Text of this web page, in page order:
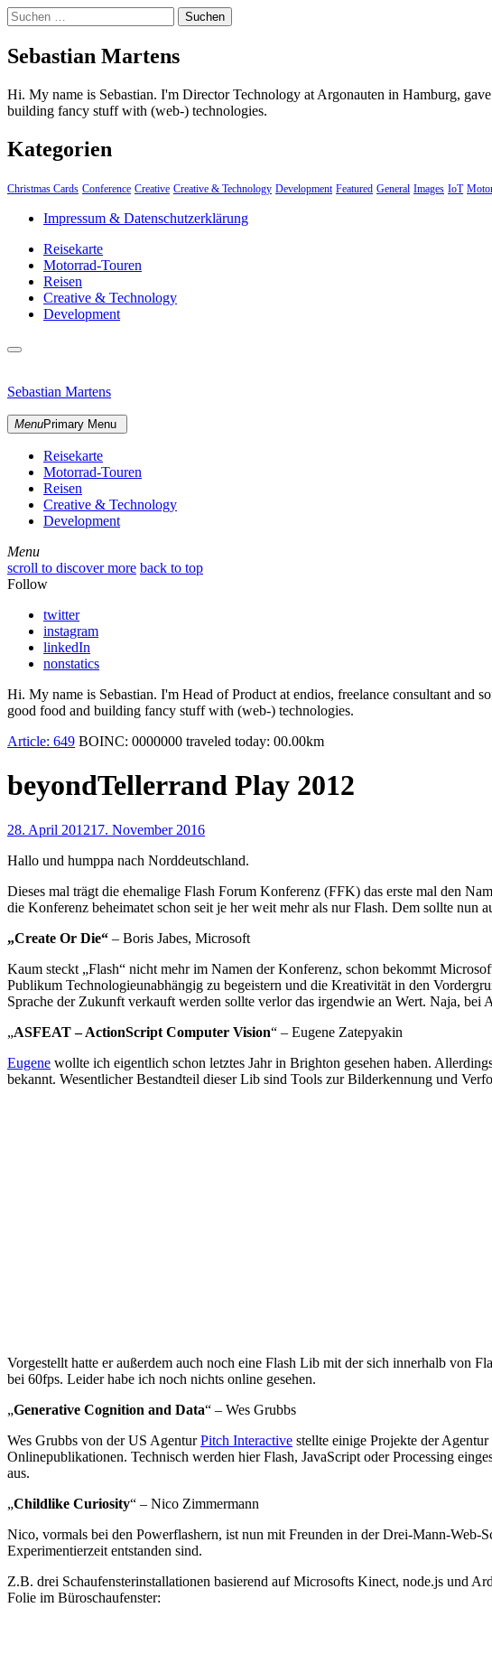
Suchen
nach:
Sebastian Martens
Hi. My name is Sebastian. I'm Director Technology at Argonauten in Hamburg,
building fancy stuff with (web-) technologies.
Kategorien
Christmas Cards Conference Creative Creative & Technology Development Featured General Images IoT
Impressum & Datenschutzerklärung
Reisekarte
Motorrad-Touren
Reisen
Creative & Technology
Development
close
content
Sebastian Martens
MenuPrimary Menu
Reisekarte
Motorrad-Touren
Reisen
Creative & Technology
Development
Menu
Menu
scroll to discover more back to top
Follow
twitter
instagram
linkedIn
nonstatics
Hi. My name is Sebastian. I'm Head of Product at endios, freelance consultant
good food and building fancy stuff with (web-) technologies.
Article: 649 BOINC: 0000000 traveled today: 00.00km
beyondTellerrand Play 2012
28. April 201217. November 2016
Hallo und humppa nach Norddeutschland.
Dieses mal trägt die ehemalige Flash Forum Konferenz (FFK) das erste mal den
die Konferenz beheimatet schon seit je her weit mehr als nur Flash. Dem sollte nun
„Create Or Die“ – Boris Jabes, Microsoft
Kaum steckt „Flash“ nicht mehr im Namen der Konferenz, schon bekommt
Publikum Technologieunabhängig zu begeistern und die Kreativität in den
Sprache der Zukunft verkauft werden sollte verlor das irgendwie an Wert. Naja, bei
„ASFEAT – ActionScript Computer Vision“ – Eugene Zatepyakin
Eugene wollte ich eigentlich schon letztes Jahr in Brighton gesehen haben.
bekannt. Wesentlicher Bestandteil dieser Lib sind Tools zur Bilderkennung und
Vorgestellt hatte er außerdem auch noch eine Flash Lib mit der sich innerhalb von
bei 60fps. Leider habe ich noch nichts online gesehen.
„Generative Cognition and Data“ – Wes Grubbs
Wes Grubbs von der US AgenturPitch Interactive stellte einige Projekte der
Onlinepublikationen. Technisch werden hier Flash, JavaScript oder Processing
aus.
„Childlike Curiosity“ – Nico Zimmermann
Nico, vormals bei den Powerflashern, ist nun mit Freunden in der Drei-Mann-Web-
Experimentierzeit entstanden sind.
Z.B. drei Schaufensterinstallationen basierend auf Microsofts Kinect, node.js und
Folie im Büroschaufenster: